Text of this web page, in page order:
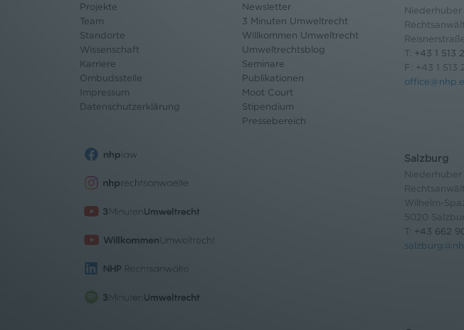
Projekte
Team
Standorte
Wissenschaft
Karriere
Ombudsstelle
Impressum
Datenschutzerklärung
Newsletter
3 Minuten Umweltrecht
Willkommen Umweltrecht
Umweltrechtsblog
Seminare
Publikationen
Moot Court
Stipendium
Pressebereich
T: +43 1 513
F: +43 1 513
Salzburg
Niederhuber
Wilhelm-
5020
T: +43 662